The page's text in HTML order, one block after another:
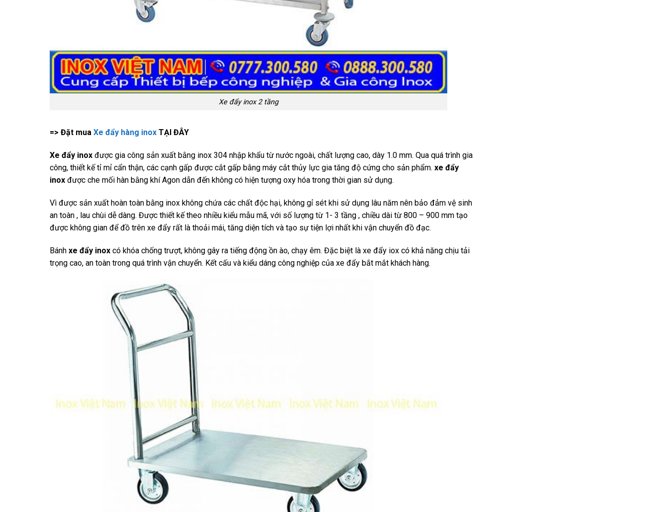
Xe đẩy inox 2 tầng
=> Đặt mua Xe đẩy hàng inoxTẠI ĐÂY
Xe đẩy inoxđược gia công sản xuất bằng inox 304 nhập khẩu từ nước ngoài, chất lượng cao, dày 1.0 mm. Qua quá trình gia
công, thiết kế tỉ mỉ cẩn thận, các cạnh gấp được cắt gấp bằng máy cắt thủy lực gia tăng độ cứng cho sản phẩm. xe đẩy
inoxđược che mối hàn bằng khí Agon dẫn đến không có hiện tượng oxy hóa trong thời gian sử dụng.
Vì được sản xuất hoàn toàn bằng inox không chứa các chất độc hại, không gỉ sét khi sử dụng lâu năm nên bảo đảm vệ sinh
an toàn , lau chùi dễ dàng. Được thiết kế theo nhiều kiểu mẫu mã, với số lượng từ 1- 3 tầng , chiều dài từ 800 – 900 mm tạo
được không gian để đồ trên xe đẩy rất là thoải mái, tăng diện tích và tạo sự tiện lợi nhất khi vận chuyển đồ đạc.
Bánh xe đẩy inoxcó khóa chống trượt, không gây ra tiếng động ồn ào, chạy êm. Đặc biệt là xe đẩy iox có khả năng chịu tải
trọng cao, an toàn trong quá trình vận chuyển. Kết cấu và kiểu dáng công nghiệp của xe đẩy bắt mắt khách hàng.